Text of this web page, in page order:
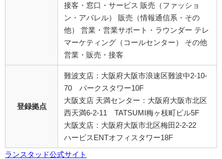
接客・窓口・サービス 販売（ファッショ
ン・アパレル） 販売（情報通信系・その
他） 営業・営業サポート・ラウンダー テレ
マーケティング（コールセンター） その他
営業・販売・接客
登録拠点
難波支店：大阪府大阪市浪速区難波中2-10-
70 パークスタワー10F
大阪支店 天満センター：大阪府大阪市北区
西天満6-2-11 TATSUMI梅ヶ枝町ビル5F
大阪支店：大阪府大阪市北区梅田2-2-22
ハービスENTオフィスタワー18F
ランスタッド公式サイト